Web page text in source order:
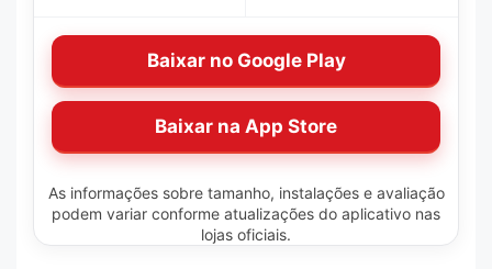
Baixar no Google Play
Baixar na App Store
As informações sobre tamanho, instalações e avaliação
podem variar conforme atualizações do aplicativo nas
lojas oficiais.